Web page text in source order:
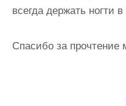
всегда держать ногти
Спасибо за прочтение